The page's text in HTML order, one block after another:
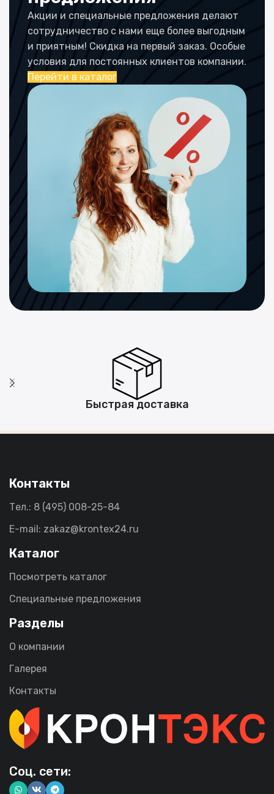
Акции и специальные предложения делают
сотрудничество с нами еще более выгодным
и приятным! Скидка на первый заказ. Особые
условия для постоянных клиентов компании.
Перейти в каталог
Быстрая доставка
Контакты
Тел.: 8 (495) 008-25-84
E-mail: zakaz@krontex24.ru
Каталог
Посмотреть каталог
Специальные предложения
Разделы
О компании
Галерея
Контакты
Соц. сети: